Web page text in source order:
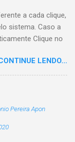
a cada clique,
sistema. Caso a
Clique no
LENDO...
Pereira Apon